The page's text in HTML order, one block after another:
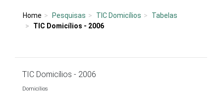
Home Pesquisas TIC Domicílios
Tabelas
TIC Domicílios - 2006
TIC Domicílios - 2006
Domicílios